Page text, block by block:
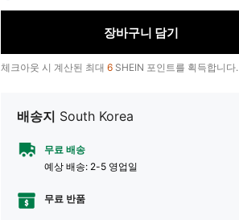
장바구니 담기
체크아웃 시 계산된 최대 6 SHEIN 포인트를 획득합니다.
배송지 South Korea
무료 배송
예상 배송: 2-5 영업일
무료 반품